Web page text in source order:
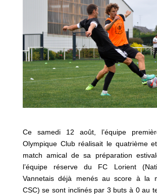
Ce samedi 12 août, l’équipe
Olympique Club réalisait le quatrième
match amical de sa préparation
l’équipe réserve du FC Lorient
Vannetais déjà menés au score à la
CSC) se sont inclinés par 3 buts à 0 au